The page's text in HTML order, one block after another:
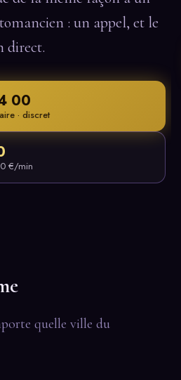
: un appel, et le
direct.
00
· discret
€/min
quelle ville du